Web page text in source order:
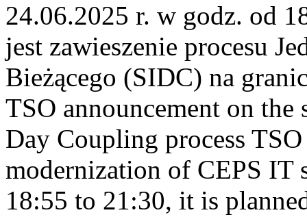
24.06.2025 r. w godz. od
jest zawieszenie procesu
Bieżącego (SIDC) na
TSO announcement on
Day Coupling process
modernization of CEPS IT
18:55 to 21:30, it is